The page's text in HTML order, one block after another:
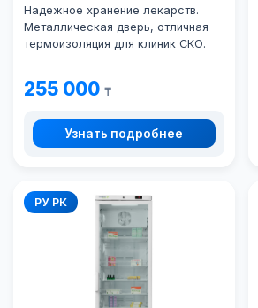
Надежное хранение лекарств.
Металлическая дверь, отличная
термоизоляция для клиник СКО.
255 000 ₸
Узнать подробнее
РУ РК